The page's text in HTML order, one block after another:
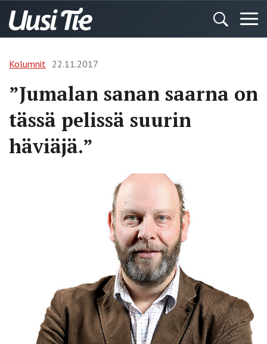
Kolumnit 22.11.2017
”Jumalan sanan saarna on
tässä pelissä suurin
häviäjä.”